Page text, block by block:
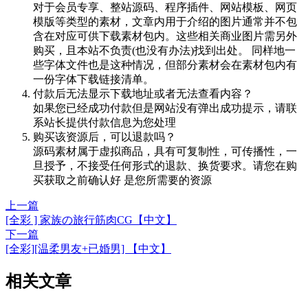
对于会员专享、整站源码、程序插件、网站模板、网页
模版等类型的素材，文章内用于介绍的图片通常并不包
含在对应可供下载素材包内。这些相关商业图片需另外
购买，且本站不负责(也没有办法)找到出处。 同样地一
些字体文件也是这种情况，但部分素材会在素材包内有
一份字体下载链接清单。
付款后无法显示下载地址或者无法查看内容？
如果您已经成功付款但是网站没有弹出成功提示，请联
系站长提供付款信息为您处理
购买该资源后，可以退款吗？
源码素材属于虚拟商品，具有可复制性，可传播性，一
旦授予，不接受任何形式的退款、换货要求。请您在购
买获取之前确认好 是您所需要的资源
上一篇
[全彩 ] 家族の旅行筋肉CG【中文】
下一篇
[全彩][温柔男友+已婚男] 【中文】
相关文章